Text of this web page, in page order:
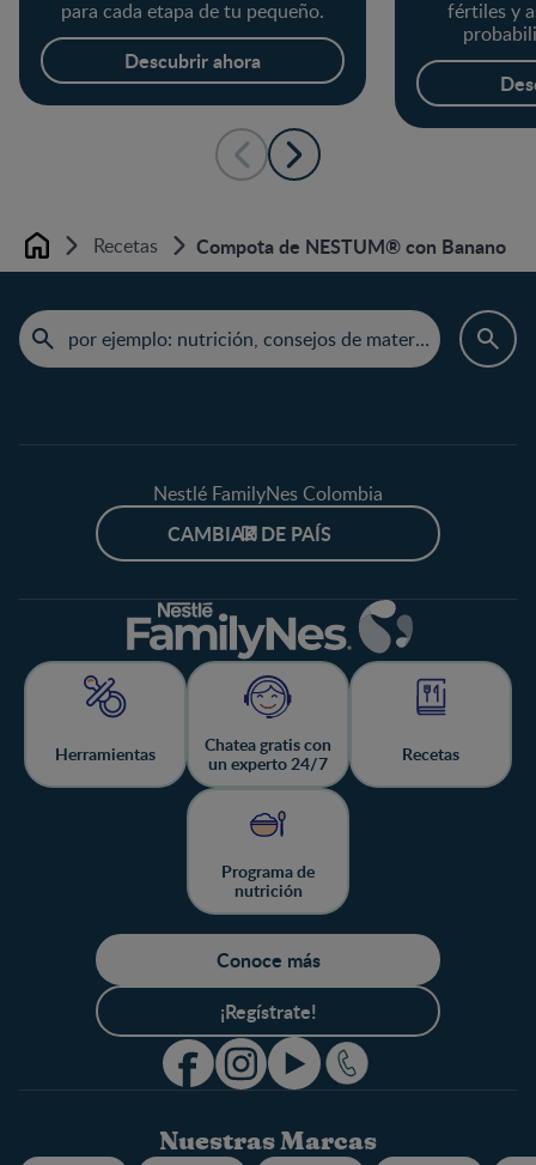
para cada etapa de tu pequeño.
Descubrir ahora
fértiles y
Home Recetas Compota de NESTUM® con Banano
Nestlé FamilyNes Colombia
CAMBIAR DE PAÍS
Herramientas
Chatea gratis con
un experto 24/7
Recetas
Programa de
nutrición
Conoce más
¡Regístrate!
Nuestras Marcas